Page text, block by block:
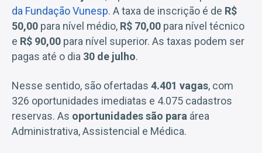
da Fundação Vunesp. A taxa de inscrição é de R$
50,00 para nível médio, R$ 70,00 para nível técnico
e R$ 90,00 para nível superior. As taxas podem ser
pagas até o dia 30 de julho.
Nesse sentido, são ofertadas 4.401 vagas, com
326 oportunidades imediatas e 4.075 cadastros
reservas. As oportunidades são para área
Administrativa, Assistencial e Médica.